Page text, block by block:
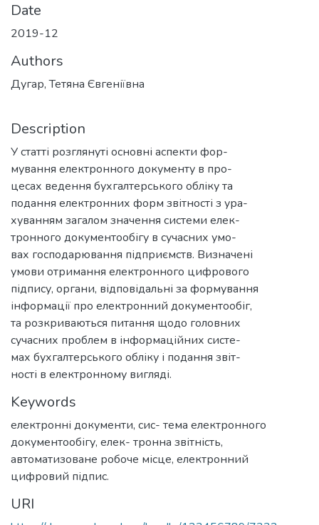
Date
2019-12
Authors
Дугар, Тетяна Євгеніївна
Description
У статті розглянуті основні аспекти фор-
мування електронного документу в про-
цесах ведення бухгалтерського обліку та
подання електронних форм звітності з ура-
хуванням загалом значення системи елек-
тронного документообігу в сучасних умо-
вах господарювання підприємств. Визначені
умови отримання електронного цифрового
підпису, органи, відповідальні за формування
інформації про електронний документообіг,
та розкриваються питання щодо головних
сучасних проблем в інформаційних систе-
мах бухгалтерського обліку і подання звіт-
ності в електронному вигляді.
Keywords
електронні документи, сис- тема електронного
документообігу, елек- тронна звітність,
автоматизоване робоче місце, електронний
цифровий підпис.
URI